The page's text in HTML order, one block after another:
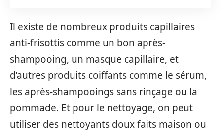
Il existe de nombreux produits capillaires
anti-frisottis comme un bon après-
shampooing, un masque capillaire, et
d’autres produits coiffants comme le sérum,
les après-shampooings sans rinçage ou la
pommade. Et pour le nettoyage, on peut
utiliser des nettoyants doux faits maison ou